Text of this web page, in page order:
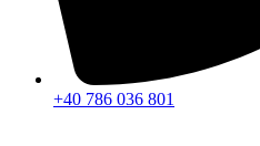
+40 786 036 801